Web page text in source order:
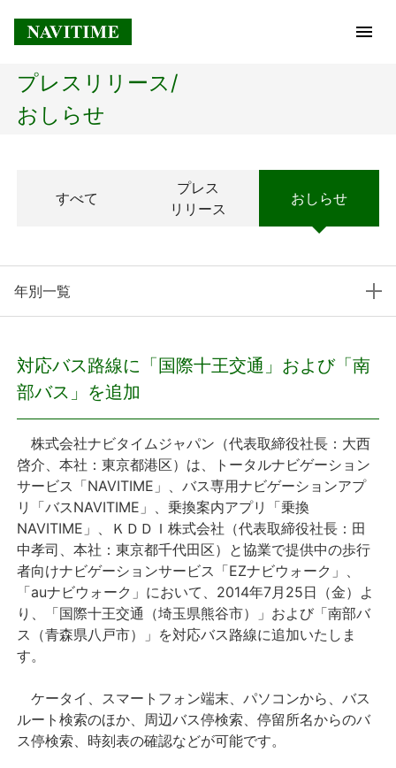
トップページ
経営理念
プレスリリース
プレスリリース
おしらせ
サービス
個人向けサービス
法人向けサービス
English
プレスリリース/
おしらせ
すべて
プレス
リリース
おしらせ
年別一覧
対応バス路線に「国際十王交通」および「南
部バス」を追加
株式会社ナビタイムジャパン（代表取締役社長：大西
啓介、本社：東京都港区）は、トータルナビゲーション
サービス「NAVITIME」、バス専用ナビゲーションアプ
リ「バスNAVITIME」、乗換案内アプリ「乗換
NAVITIME」、ＫＤＤＩ株式会社（代表取締役社長：田
中孝司、本社：東京都千代田区）と協業で提供中の歩行
者向けナビゲーションサービス「EZナビウォーク」、
「auナビウォーク」において、2014年7月25日（金）よ
り、「国際十王交通（埼玉県熊谷市）」および「南部バ
ス（青森県八戸市）」を対応バス路線に追加いたしま
す。
ケータイ、スマートフォン端末、パソコンから、バス
ルート検索のほか、周辺バス停検索、停留所名からのバ
ス停検索、時刻表の確認などが可能です。